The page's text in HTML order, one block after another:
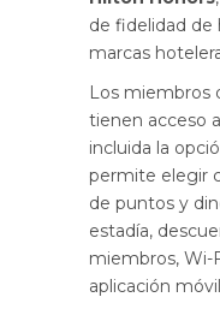
de fidelidad de
marcas
Los miembros
tienen acceso
incluida la
permite elegir
de puntos y
estadía,
miembros, Wi-
aplicación móvil